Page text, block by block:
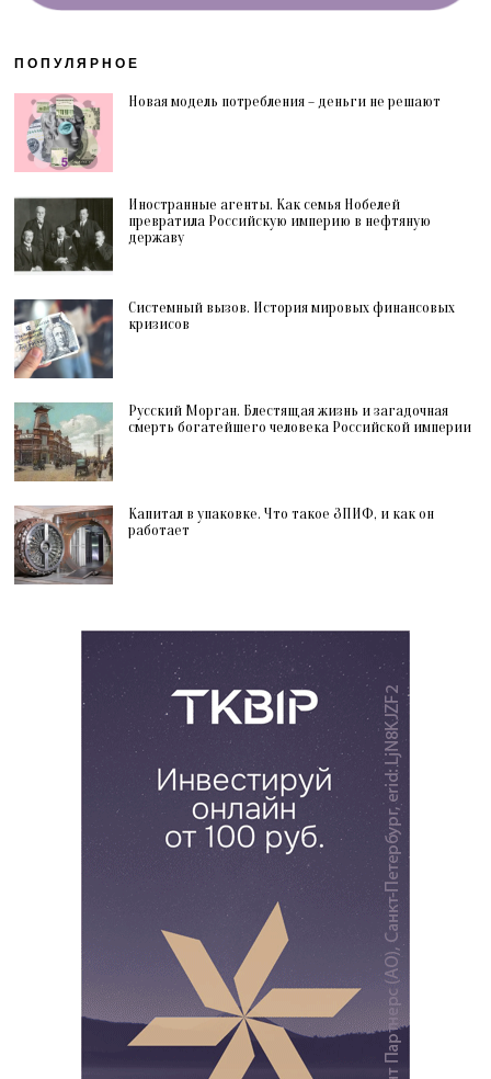
ПОПУЛЯРНОЕ
Новая модель потребления – деньги не решают
Иностранные агенты. Как семья Нобелей
превратила Российскую империю в нефтяную
державу
Системный вызов. История мировых финансовых
кризисов
Русский Морган. Блестящая жизнь и загадочная
смерть богатейшего человека Российской империи
Капитал в упаковке. Что такое ЗПИФ, и как он
работает